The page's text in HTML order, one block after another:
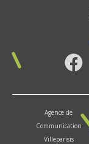
Agence de
Communication
Villeparisis